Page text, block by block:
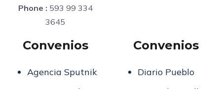
Phone : 593 99 334
3645
Convenios
Agencia Sputnik
Convenios
Diario Pueblo